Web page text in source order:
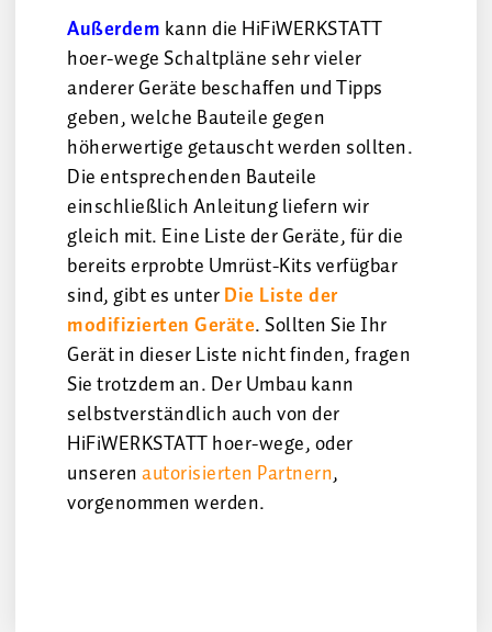
Außerdem kann die HiFiWERKSTATT
hoer-wege Schaltpläne sehr vieler
anderer Geräte beschaffen und Tipps
geben, welche Bauteile gegen
höherwertige getauscht werden sollten.
Die entsprechenden Bauteile
einschließlich Anleitung liefern wir
gleich mit. Eine Liste der Geräte, für die
bereits erprobte Umrüst-Kits verfügbar
sind, gibt es unterDie Liste der
modifizierten Geräte. Sollten Sie Ihr
Gerät in dieser Liste nicht finden, fragen
Sie trotzdem an. Der Umbau kann
selbstverständlich auch von der
HiFiWERKSTATT hoer-wege, oder
unserenautorisierten Partnern,
vorgenommen werden.